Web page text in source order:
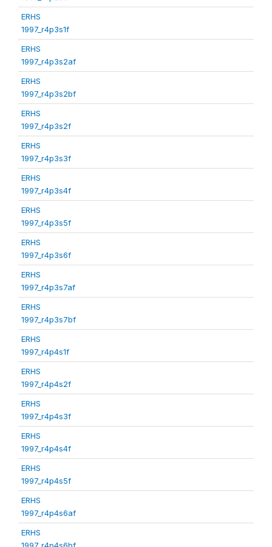
ERHS
1997_r4p3s1f
ERHS
1997_r4p3s2af
ERHS
1997_r4p3s2bf
ERHS
1997_r4p3s2f
ERHS
1997_r4p3s3f
ERHS
1997_r4p3s4f
ERHS
1997_r4p3s5f
ERHS
1997_r4p3s6f
ERHS
1997_r4p3s7af
ERHS
1997_r4p3s7bf
ERHS
1997_r4p4s1f
ERHS
1997_r4p4s2f
ERHS
1997_r4p4s3f
ERHS
1997_r4p4s4f
ERHS
1997_r4p4s5f
ERHS
1997_r4p4s6af
ERHS
1997_r4p4s6bf